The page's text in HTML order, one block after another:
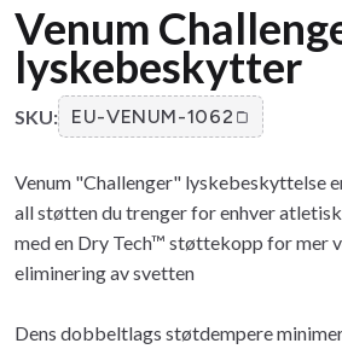
Venum
lyskebeskytter
SKU: EU-VENUM-1062
Venum "Challenger" lyskebeskyttelse
all støtten du trenger for enhver
med en Dry Tech™ støttekopp for mer
eliminering av svetten
Dens dobbeltlags støtdempere